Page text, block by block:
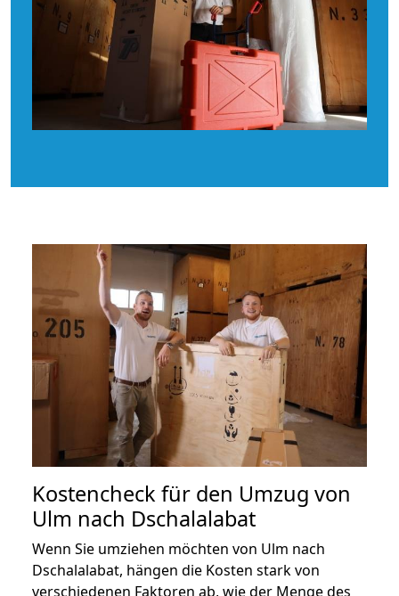
Kostencheck für den Umzug von
Ulm nach Dschalalabat
Wenn Sie umziehen möchten von Ulm nach
Dschalalabat, hängen die Kosten stark von
verschiedenen Faktoren ab, wie der Menge des